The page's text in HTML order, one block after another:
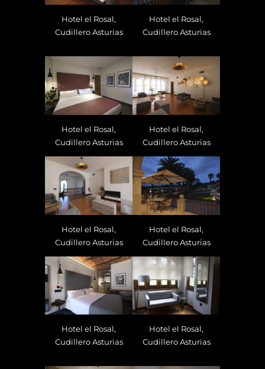
Hotel el Rosal,
Cudillero Asturias
Hotel el Rosal,
Cudillero Asturias
Hotel el Rosal,
Cudillero Asturias
Hotel el Rosal,
Cudillero Asturias
Hotel el Rosal,
Cudillero Asturias
Hotel el Rosal,
Cudillero Asturias
Hotel el Rosal,
Cudillero Asturias
Hotel el Rosal,
Cudillero Asturias